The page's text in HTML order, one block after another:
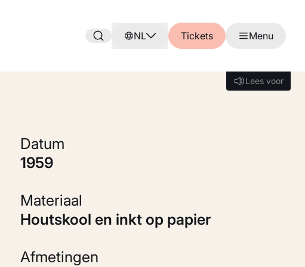
NL Tickets Menu
Lees voor
Lees voor
Datum
1959
Materiaal
Houtskool en inkt op papier
Afmetingen